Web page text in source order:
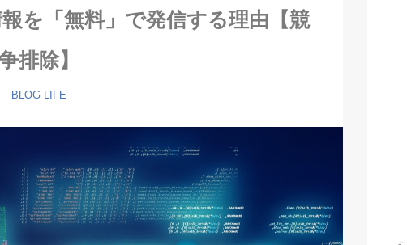
を「無料」で発信する理由【競
排除】
BLOG LIFE